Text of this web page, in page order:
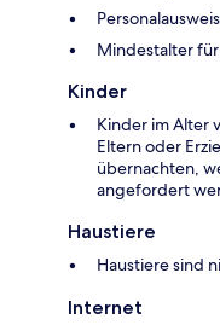
Mindestalter
Kinder
Kinder im Alter
Eltern oder
übernachten,
angefordert
Haustiere
Haustiere sind
Internet